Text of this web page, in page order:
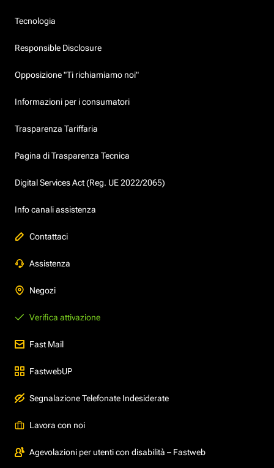
Tecnologia
Responsible Disclosure
Opposizione "Ti richiamiamo noi"
Informazioni per i consumatori
Trasparenza Tariffaria
Pagina di Trasparenza Tecnica
Digital Services Act (Reg. UE 2022/2065)
Info canali assistenza
Contattaci
Assistenza
Negozi
Verifica attivazione
Fast Mail
FastwebUP
Segnalazione Telefonate Indesiderate
Lavora con noi
Agevolazioni per utenti con disabilità – Fastweb